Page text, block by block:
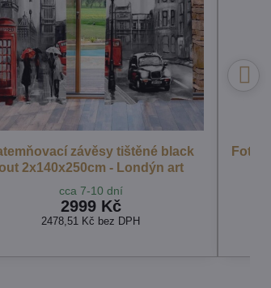
závěsy tištěné black
2x140x250cm - Londýn art
cca 7-10 dní
2999 Kč
2478,51 Kč bez DPH